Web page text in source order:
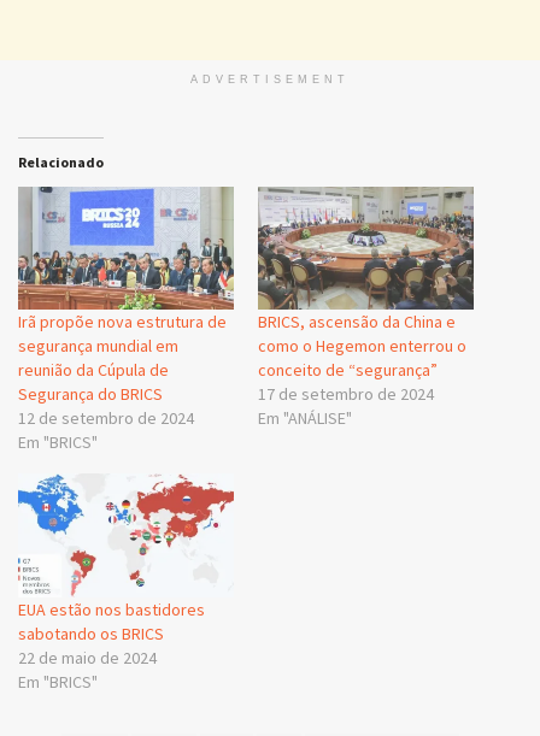
ADVERTISEMENT
Relacionado
Irã propõe nova estrutura de
segurança mundial em
reunião da Cúpula de
Segurança do BRICS
12 de setembro de 2024
Em "BRICS"
BRICS, ascensão da China e
como o Hegemon enterrou o
conceito de “segurança”
17 de setembro de 2024
Em "ANÁLISE"
EUA estão nos bastidores
sabotando os BRICS
22 de maio de 2024
Em "BRICS"